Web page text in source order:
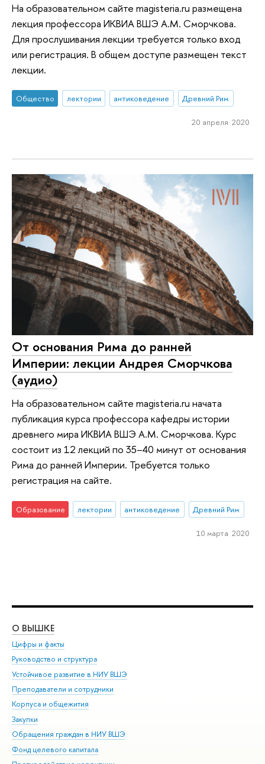
На образовательном сайте magisteria.ru размещена
лекция профессора ИКВИА ВШЭ А.М. Сморчкова.
Для прослушивания лекции требуется только вход
или регистрация. В общем доступе размещен текст
лекции.
Общество лектории антиковедение Древний Рим
20 апреля 2020
От основания Рима до ранней
Империи: лекции Андрея Сморчкова
(аудио)
На образовательном сайте magisteria.ru начата
публикация курса профессора кафедры истории
древнего мира ИКВИА ВШЭ А.М. Сморчкова. Курс
состоит из 12 лекций по 35–40 минут от основания
Рима до ранней Империи. Требуется только
регистрация на сайте.
Образование лектории антиковедение Древний Рим
10 марта 2020
О ВЫШКЕ
Цифры и факты
Руководство и структура
Устойчивое развитие в НИУ ВШЭ
Преподаватели и сотрудники
Корпуса и общежития
Закупки
Обращения граждан в НИУ ВШЭ
Фонд целевого капитала